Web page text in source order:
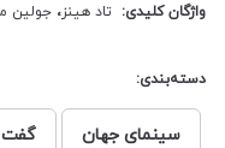
واژگان کلیدی: تاد هینز، جولین
دسته‌بندی:
سینمای جهان گفت